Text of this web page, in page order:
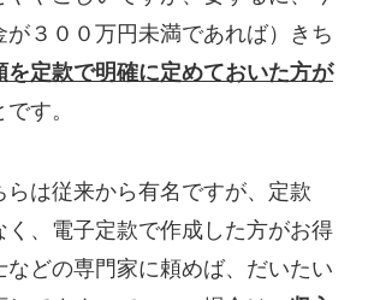
が３００万円未満であれば）きち
を定款で明確に定めておいた方が
す。
らは従来から有名ですが、定款
く、電子定款で作成した方がお得
などの専門家に頼めば、だいたい